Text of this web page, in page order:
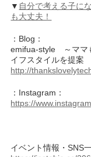
▼ 自分で考える子に
も大丈夫！
：Blog：
emifua-style ～ママ
イフスタイルを提案
http://
：Instagram：
https://
イベント情報・SNS